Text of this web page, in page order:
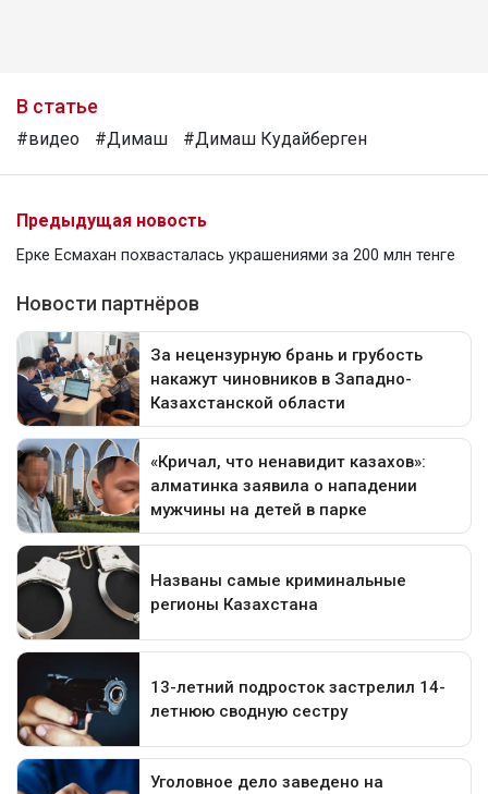
В статье
#видео #Димаш #Димаш Кудайберген
Предыдущая новость
Ерке Есмахан похвасталась украшениями за 200 млн тенге